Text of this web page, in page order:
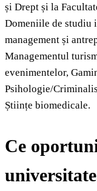
și Drept și la
Domeniile de studiu
management și
Managementul
evenimentelor,
Psihologie/
Științe biomedicale.
Ce